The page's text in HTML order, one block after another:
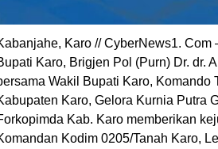
Karo // CyberNews1. Com
Karo, Brigjen Pol (Purn) Dr. dr.
Wakil Bupati Karo, Komando
Karo, Gelora Kurnia Putra
Kab. Karo memberikan
Kodim 0205/Tanah Karo,